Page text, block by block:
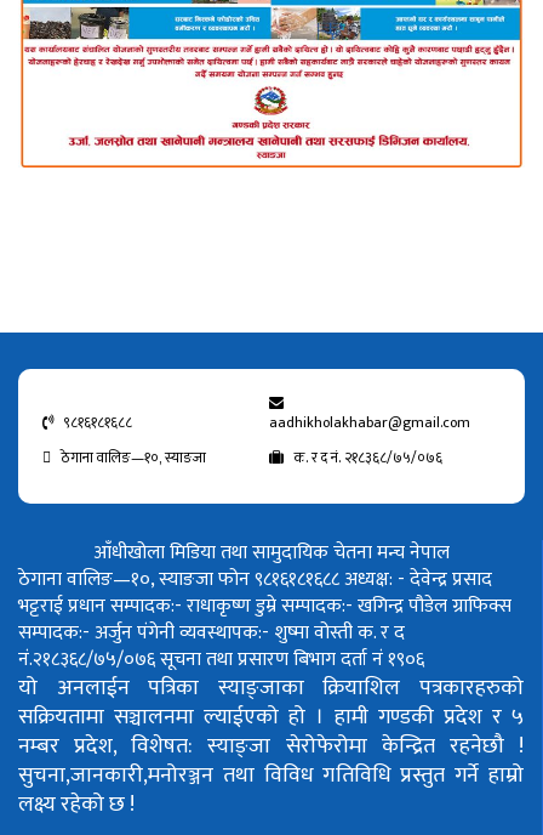
९८१६१८१६८८
aadhikholakhabar@gmail.com
ठेगाना वालिङ—१०, स्याङजा
क. र द नं. २१८३६८/७५/०७६
आँधीखोला मिडिया तथा सामुदायिक चेतना मन्च नेपाल
ठेगाना वालिङ—१०, स्याङजा फोन ९८१६१८१६८८अध्यक्ष: - देवेन्द्र प्रसाद
भट्टराईप्रधान सम्पादक:- राधाकृष्ण डुम्रेसम्पादक:- खगिन्द्र पौडेलग्राफिक्स
सम्पादक:- अर्जुन पंगेनीव्यवस्थापक:- शुष्मा वोस्तीक. र द
नं.२१८३६८/७५/०७६सूचना तथा प्रसारण बिभाग दर्ता नं १९०६
यो अनलाईन पत्रिका स्याङ्जाका क्रियाशिल पत्रकारहरुको
सक्रियतामा सञ्चालनमा ल्याईएको हो । हामी गण्डकी प्रदेश र ५
नम्बर प्रदेश, विशेषत: स्याङ्जा सेरोफेरोमा केन्द्रित रहनेछौ !
सुचना,जानकारी,मनोरञ्जन तथा विविध गतिविधि प्रस्तुत गर्ने हाम्रो
लक्ष्य रहेको छ !